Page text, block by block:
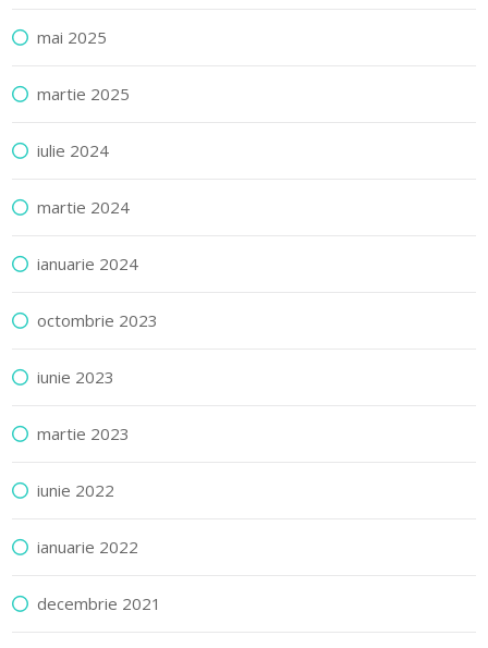
mai 2025
martie 2025
iulie 2024
martie 2024
ianuarie 2024
octombrie 2023
iunie 2023
martie 2023
iunie 2022
ianuarie 2022
decembrie 2021